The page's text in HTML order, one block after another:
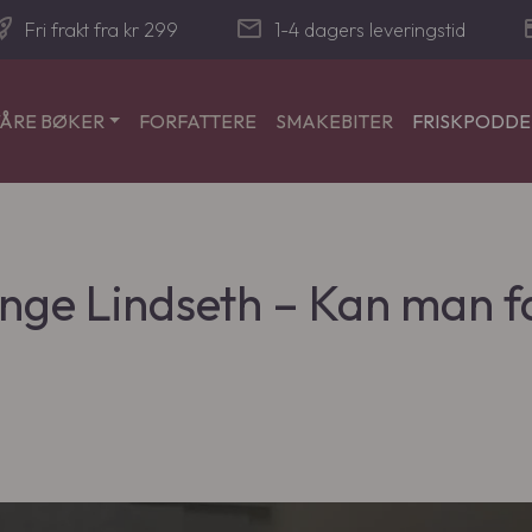
Fri frakt fra kr 299 mail 1-4 dagers leveringstid
BØKER FORFATTERE SMAKEBITER
Lindseth – Kan man